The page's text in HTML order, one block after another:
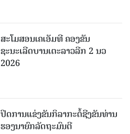
ສະໂມສອນເຄເອັມທີ ຄອງຂັນ
ຊະນະເລີດບານເຕະລາວລີກ 2 ນວ
2026
ປິດການແຂ່ງຂັນກິລາກະຕໍ້ຊີງຂັນທ່ານ
ຮອງນາຍົກລັດຖະມົນຕີ